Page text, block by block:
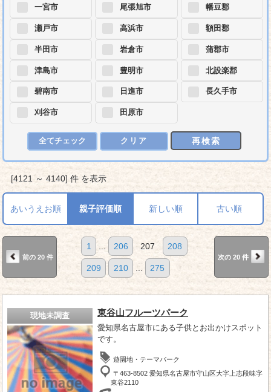
一宮市
瀬戸市
半田市
津島市
碧南市
刈谷市
尾張旭市
高浜市
岩倉市
豊明市
日進市
田原市
幡豆郡
額田郡
蒲郡市
北設楽郡
長久手市
全てチェック クリア 再検索
[4121 ～ 4140] 件 を表示
あいうえお順 親子評価順 新しい順 古い順
前の 20 件
1 ... 206 207 208
209 210 275
次の 20 件
現地未調査 東谷山フルーツパーク
愛知県名古屋市にある子供とお出かけスポット
です。
遊園地・テーマパーク
〒463-8502 愛知県名古屋市守山区大字上志段味字
東谷2110